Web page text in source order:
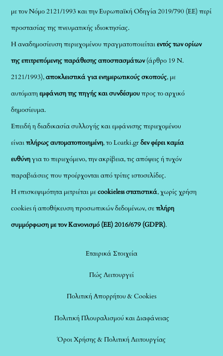
με τον Νόμο 2121/1993 και την Ευρωπαϊκή Οδηγία 2019/790 (ΕΕ) περί
προστασίας της πνευματικής ιδιοκτησίας.
Η αναδημοσίευση περιεχομένου πραγματοποιείταιεντός των ορίων
της επιτρεπόμενης παράθεσης αποσπασμάτων(άρθρο 19 Ν.
2121/1993),αποκλειστικά για ενημερωτικούς σκοπούς, με
αυτόματηεμφάνιση της πηγής και συνδέσμουπρος το αρχικό
δημοσίευμα.
Επειδή η διαδικασία συλλογής και εμφάνισης περιεχομένου
είναιπλήρως αυτοματοποιημένη, το Loatki.grδεν φέρει καμία
ευθύνηγια το περιεχόμενο, την ακρίβεια, τις απόψεις ή τυχόν
παραβιάσεις που προέρχονται από τρίτες ιστοσελίδες.
Η επισκεψιμότητα μετριέται μεcookieless στατιστικά, χωρίς χρήση
cookies ή αποθήκευση προσωπικών δεδομένων, σεπλήρη
συμμόρφωση με τον Κανονισμό (ΕΕ) 2016/679 (GDPR).
Εταιρικά Στοιχεία
Πώς Λειτουργεί
Πολιτική Απορρήτου & Cookies
Πολιτική Πλουραλισμού και Διαφάνειας
Όροι Χρήσης & Πολιτική Λειτουργίας